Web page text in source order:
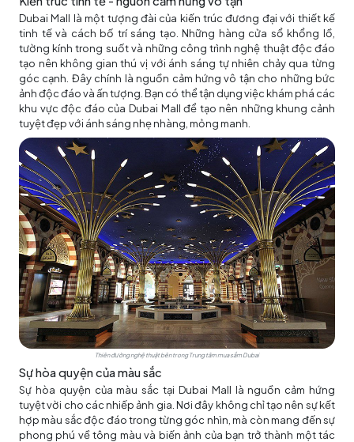
Dubai Mall là một tượng đài của kiến trúc đương đại với thiết kế
tinh tế và cách bố trí sáng tạo. Những hàng cửa sổ khổng lồ,
tường kính trong suốt và những công trình nghệ thuật độc đáo
tạo nên không gian thú vị với ánh sáng tự nhiên chảy qua từng
góc cạnh. Đây chính là nguồn cảm hứng vô tận cho những bức
ảnh độc đáo và ấn tượng. Bạn có thể tận dụng việc khám phá các
khu vực độc đáo của Dubai Mall để tạo nên những khung cảnh
tuyệt đẹp với ánh sáng nhẹ nhàng, mỏng manh.
Thiên đường nghệ thuật bên trong Trung tâm mua sắm Dubai
Sự hòa quyện của màu sắc
Sự hòa quyện của màu sắc tại Dubai Mall là nguồn cảm hứng
tuyệt vời cho các nhiếp ảnh gia. Nơi đây không chỉ tạo nên sự kết
hợp màu sắc độc đáo trong từng góc nhìn, mà còn mang đến sự
phong phú về tông màu và biến ảnh của bạn trở thành một tác